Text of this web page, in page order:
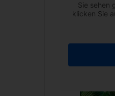
Sie sehen
klicken Sie